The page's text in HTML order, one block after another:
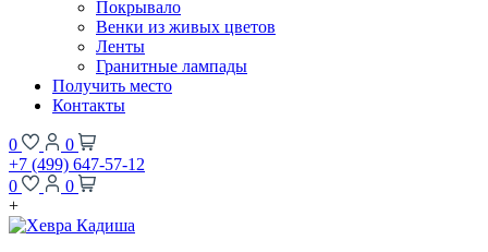
Покрывало
Венки из живых цветов
Ленты
Гранитные лампады
Получить место
Контакты
0
0
+7 (499) 647-57-12
0
0
+